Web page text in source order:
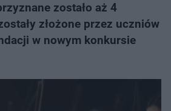
zostało aż 4
złożone przez uczniów
w nowym konkursie